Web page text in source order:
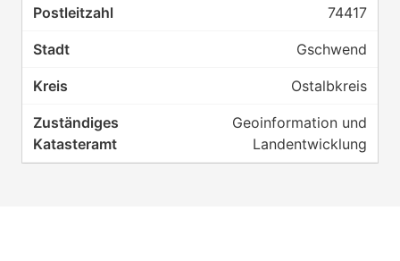
74417
Gschwend
Ostalbkreis
Geoinformation und
Landentwicklung